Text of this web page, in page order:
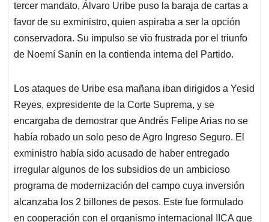
tercer mandato, Álvaro Uribe puso la baraja de cartas a
favor de su exministro, quien aspiraba a ser la opción
conservadora. Su impulso se vio frustrada por el triunfo
de Noemí Sanín en la contienda interna del Partido.
Los ataques de Uribe esa mañana iban dirigidos a Yesid
Reyes, expresidente de la Corte Suprema, y se
encargaba de demostrar que Andrés Felipe Arias no se
había robado un solo peso de Agro Ingreso Seguro. El
exministro había sido acusado de haber entregado
irregular algunos de los subsidios de un ambicioso
programa de modernización del campo cuya inversión
alcanzaba los 2 billones de pesos. Este fue formulado
en cooperación con el organismo internacional IICA que